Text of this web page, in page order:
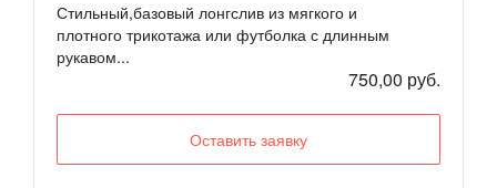
Стильный,базовый лонгслив из мягкого и
плотного трикотажа или футболка с длинным
рукавом...
750,00 руб.
Оставить заявку